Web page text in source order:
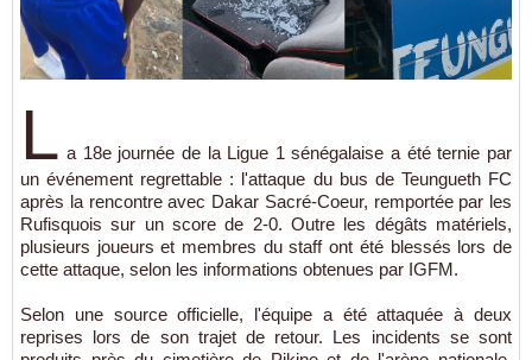
L a 18e journée de la Ligue 1 sénégalaise a été ternie par
un événement regrettable : l'attaque du bus de Teungueth FC
après la rencontre avec Dakar Sacré-Coeur, remportée par les
Rufisquois sur un score de 2-0. Outre les dégâts matériels,
plusieurs joueurs et membres du staff ont été blessés lors de
cette attaque, selon les informations obtenues par IGFM.
Selon une source officielle, l'équipe a été attaquée à deux
reprises lors de son trajet de retour. Les incidents se sont